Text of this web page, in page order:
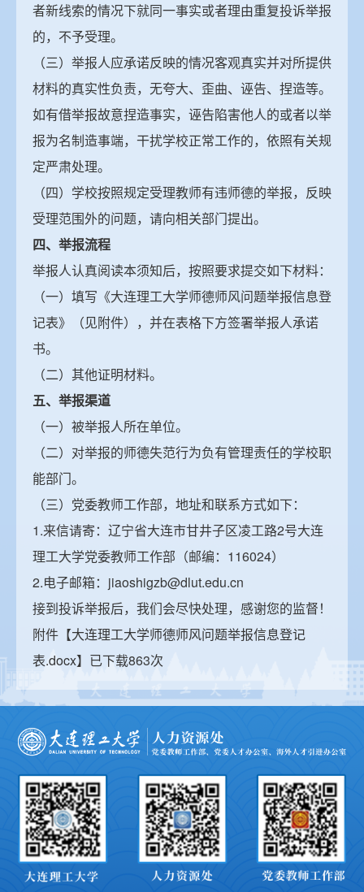
者新线索的情况下就同一事实或者理由重复投诉举报
的，不予受理。
（三）举报人应承诺反映的情况客观真实并对所提供
材料的真实性负责，无夸大、歪曲、诬告、捏造等。
如有借举报故意捏造事实，诬告陷害他人的或者以举
报为名制造事端，干扰学校正常工作的，依照有关规
定严肃处理。
（四）学校按照规定受理教师有违师德的举报，反映
受理范围外的问题，请向相关部门提出。
四、举报流程
举报人认真阅读本须知后，按照要求提交如下材料：
（一）填写《大连理工大学师德师风问题举报信息登
记表》（见附件），并在表格下方签署举报人承诺
书。
（二）其他证明材料。
五、举报渠道
（一）被举报人所在单位。
（二）对举报的师德失范行为负有管理责任的学校职
能部门。
（三）党委教师工作部，地址和联系方式如下：
1.来信请寄：辽宁省大连市甘井子区凌工路2号大连
理工大学党委教师工作部（邮编：116024）
2.电子邮箱：jiaoshigzb@dlut.edu.cn
接到投诉举报后，我们会尽快处理，感谢您的监督！
附件【大连理工大学师德师风问题举报信息登记
表.docx】已下载863次